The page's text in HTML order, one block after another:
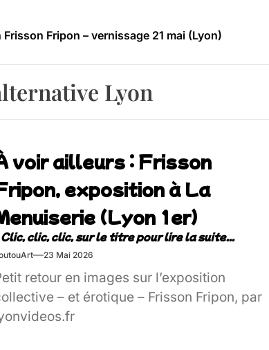
Fripon – vernissage 21 mai (Lyon)
Festival – Samedi 18 juillet (Vaulx-en-
Lyon
voir ailleurs : Frisson
exposition à La
(Lyon 1er)
23 Mai 2026
retour en images sur l’exposition
– et érotique – Frisson Fripon, par